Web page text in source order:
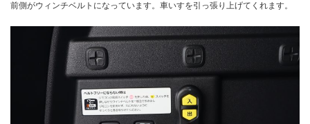
前側がウィンチベルトになっています。車いすを引っ張り上げてくれます。